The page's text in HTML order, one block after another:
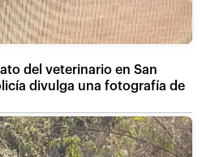
del veterinario en San
divulga una fotografía de